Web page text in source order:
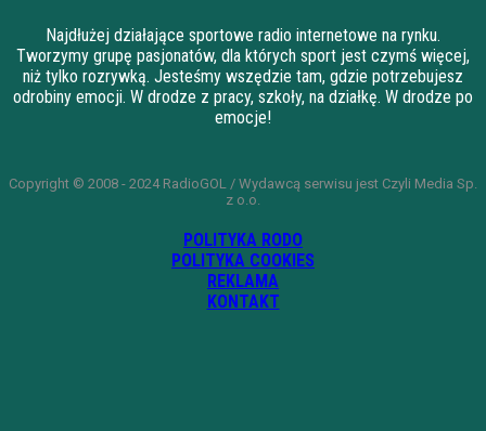
Najdłużej działające sportowe radio internetowe na rynku.
Tworzymy grupę pasjonatów, dla których sport jest czymś więcej,
niż tylko rozrywką. Jesteśmy wszędzie tam, gdzie potrzebujesz
odrobiny emocji. W drodze z pracy, szkoły, na działkę. W drodze po
emocje!
Copyright © 2008 - 2024 RadioGOL / Wydawcą serwisu jest Czyli Media Sp.
z o.o.
POLITYKA RODO
POLITYKA COOKIES
REKLAMA
KONTAKT